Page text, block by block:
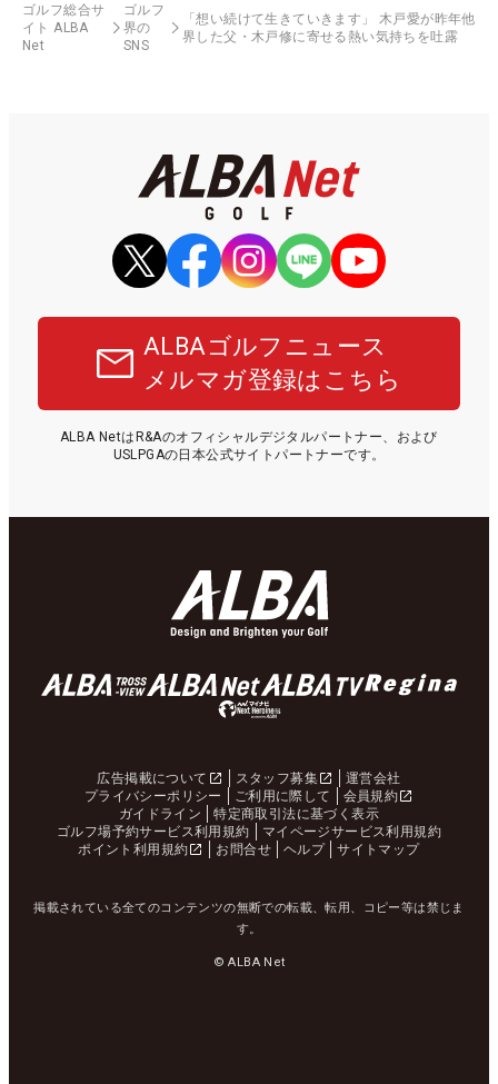
ゴルフ総合サ
イト ALBA
Net
ゴルフ
界の
SNS
「想い続けて生きていきます」 木戸愛が昨年他
界した父・木戸修に寄せる熱い気持ちを吐露
ALBAゴルフニュース
メルマガ登録はこちら
ALBA NetはR&Aのオフィシャルデジタルパートナー、および
USLPGAの日本公式サイトパートナーです。
広告掲載について スタッフ募集
運営会社
プライバシーポリシー
ご利用に際して
会員規約
ガイドライン
特定商取引法に基づく表示
ゴルフ場予約サービス利用規約
マイページサービス利用規約
ポイント利用規約
お問合せ ヘルプ サイトマップ
掲載されている全てのコンテンツの無断での転載、転用、コピー等は禁じま
す。
© ALBA Net